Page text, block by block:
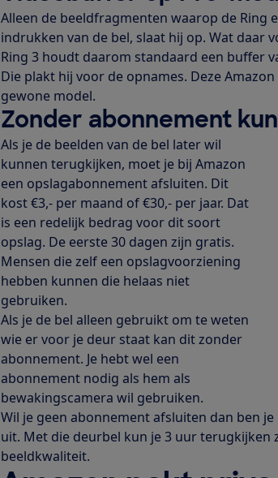
Alleen de beeldfragmenten waarop de Ring
indrukken van de bel, slaat hij op. Wat daar
Ring 3 houdt daarom standaard een buffer
Die plakt hij voor de opnames. Deze
gewone model.
Zonder abonnement
Als je de beelden van de bel later wil
kunnen terugkijken, moet je bij Amazon
een opslagabonnement afsluiten. Dit
kost €3,- per maand of €30,- per jaar. Dat
is een redelijk bedrag voor dit soort
opslag. De eerste 30 dagen zijn gratis.
Mensen die zelf een opslagvoorziening
hebben kunnen die helaas niet
gebruiken.
Als je de bel alleen gebruikt om te weten
wie er voor je deur staat kan dit zonder
abonnement. Je hebt wel een
abonnement nodig als hem als
bewakingscamera wil gebruiken.
Wil je geen abonnement afsluiten dan ben
uit. Met die deurbel kun je 3 uur
beeldkwaliteit.